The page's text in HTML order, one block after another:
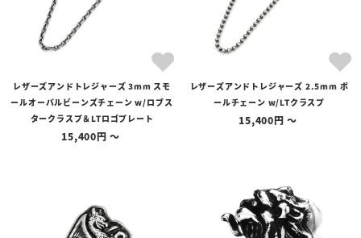
レザーズアンドトレジャーズ 3mm スモ
ールオーバルビーンズチェーン w/ロブス
タークラスプ＆LTロゴプレート
15,400 〜
レザーズアンドトレジャーズ 2.5mm ボ
ールチェーン w/LTクラスプ
15,400 〜